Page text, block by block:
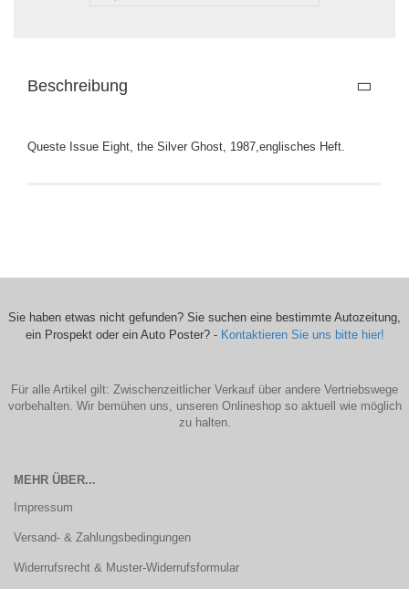
Beschreibung
Queste Issue Eight, the Silver Ghost, 1987,englisches Heft.
Sie haben etwas nicht gefunden? Sie suchen eine bestimmte Autozeitung,
ein Prospekt oder ein Auto Poster? - Kontaktieren Sie uns bitte hier!
Für alle Artikel gilt: Zwischenzeitlicher Verkauf über andere Vertriebswege
vorbehalten. Wir bemühen uns, unseren Onlineshop so aktuell wie möglich
zu halten.
MEHR ÜBER...
Impressum
Versand- & Zahlungsbedingungen
Widerrufsrecht & Muster-Widerrufsformular